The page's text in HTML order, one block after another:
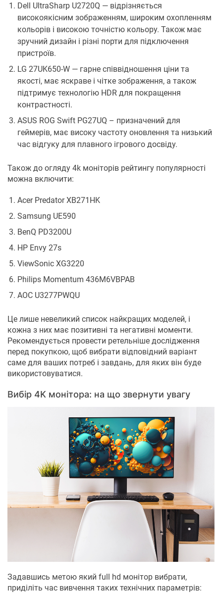
Dell UltraSharp U2720Q — відрізняється
високоякісним зображенням, широким охопленням
кольорів і високою точністю кольору. Також має
зручний дизайн і різні порти для підключення
пристроїв.
LG 27UK650-W — гарне співвідношення ціни та
якості, має яскраве і чітке зображення, а також
підтримує технологію HDR для покращення
контрастності.
ASUS ROG Swift PG27UQ – призначений для
геймерів, має високу частоту оновлення та низький
час відгуку для плавного ігрового досвіду.
Також до огляду 4k моніторів рейтингу популярності
можна включити:
Acer Predator XB271HK
Samsung UE590
BenQ PD3200U
HP Envy 27s
ViewSonic XG3220
Philips Momentum 436M6VBPAB
AOC U3277PWQU
Це лише невеликий список найкращих моделей, і
кожна з них має позитивні та негативні моменти.
Рекомендується провести ретельніше дослідження
перед покупкою, щоб вибрати відповідний варіант
саме для ваших потреб і завдань, для яких він буде
використовуватися.
Вибір 4K монітора: на що звернути увагу
Задавшись метою який full hd монітор вибрати,
приділіть час вивчення таких технічних параметрів: